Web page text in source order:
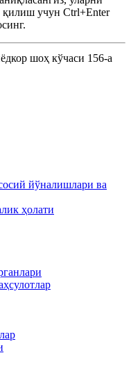
қилиш учун Ctrl+Enter
шоҳ кўчаси 156-а
йўналишлари ва
ҳолати